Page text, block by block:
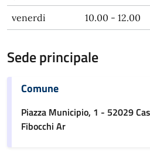
venerdi 10.00 - 12.00
Sede principale
Comune
Piazza Municipio, 1 - 52029
Fibocchi Ar